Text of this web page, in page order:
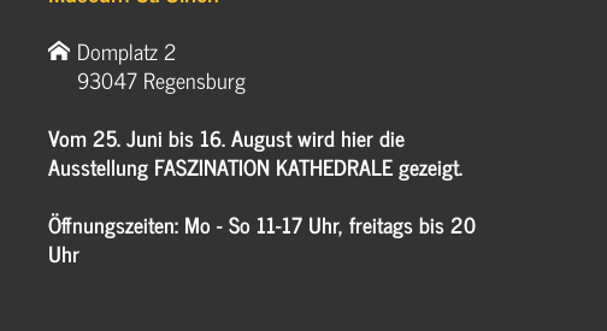
Domplatz 2
93047 Regensburg
Vom 25. Juni bis 16. August wird hier die
Ausstellung FASZINATION KATHEDRALE gezeigt.
Öffnungszeiten: Mo - So 11-17 Uhr, freitags bis 20
Uhr